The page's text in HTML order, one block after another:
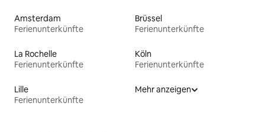
Amsterdam
Ferienunterkünfte
Brüssel
Ferienunterkünfte
La Rochelle
Ferienunterkünfte
Köln
Ferienunterkünfte
Lille
Ferienunterkünfte
Mehr anzeigen